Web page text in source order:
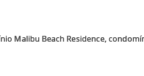
Malibu Beach Residence,